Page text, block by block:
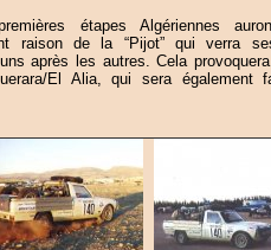
étapes Algériennes
raison de la “Pijot” qui verra
après les autres. Cela
El Alia, qui sera également